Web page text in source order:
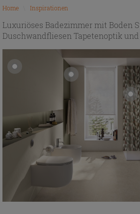
Home Inspirationen
Luxuriöses Badezimmer mit Boden
Duschwandfliesen Tapetenoptik und